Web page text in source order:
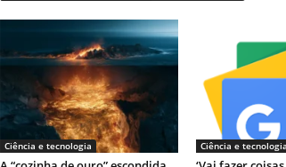
Ciência e tecnologia Ciência e tecnologia